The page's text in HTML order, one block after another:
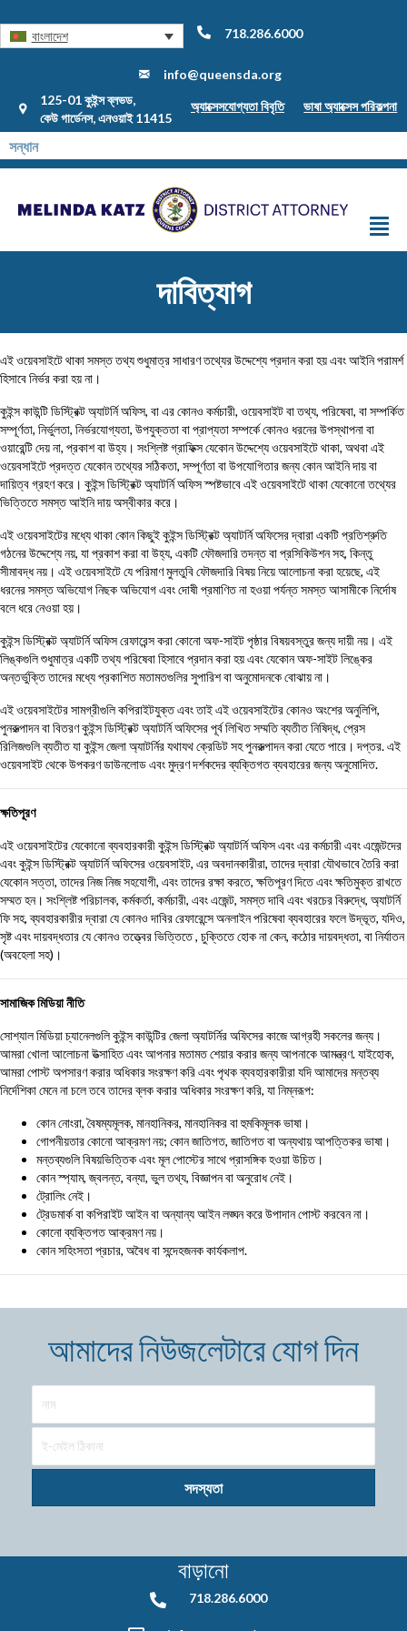
বাংলাদেশ 718.286.6000
info@queensda.org
125-01 কুইন্স ব্লভড,
কেউ গার্ডেনস, এনওয়াই 11415
অ্যাক্সেসযোগ্যতা বিবৃতি ভাষা অ্যাক্সেস পরিকল্পনা
দাবিত্যাগ
এই ওয়েবসাইটে থাকা সমস্ত তথ্য শুধুমাত্র সাধারণ তথ্যের উদ্দেশ্যে প্রদান করা হয় এবং আইনি পরামর্শ
হিসাবে নির্ভর করা হয় না।
কুইন্স কাউন্টি ডিস্ট্রিক্ট অ্যাটর্নি অফিস, বা এর কোনও কর্মচারী, ওয়েবসাইট বা তথ্য, পরিষেবা, বা সম্পর্কিত
সম্পূর্ণতা, নির্ভুলতা, নির্ভরযোগ্যতা, উপযুক্ততা বা প্রাপ্যতা সম্পর্কে কোনও ধরনের উপস্থাপনা বা
ওয়ারেন্টি দেয় না, প্রকাশ বা উহ্য। সংশ্লিষ্ট গ্রাফিক্স যেকোন উদ্দেশ্যে ওয়েবসাইটে থাকা, অথবা এই
ওয়েবসাইটে প্রদত্ত যেকোন তথ্যের সঠিকতা, সম্পূর্ণতা বা উপযোগিতার জন্য কোন আইনি দায় বা
দায়িত্ব গ্রহণ করে। কুইন্স ডিস্ট্রিক্ট অ্যাটর্নি অফিস স্পষ্টভাবে এই ওয়েবসাইটে থাকা যেকোনো তথ্যের
ভিত্তিতে সমস্ত আইনি দায় অস্বীকার করে।
এই ওয়েবসাইটের মধ্যে থাকা কোন কিছুই কুইন্স ডিস্ট্রিক্ট অ্যাটর্নি অফিসের দ্বারা একটি প্রতিশ্রুতি
গঠনের উদ্দেশ্যে নয়, যা প্রকাশ করা বা উহ্য, একটি ফৌজদারি তদন্ত বা প্রসিকিউশন সহ, কিন্তু
সীমাবদ্ধ নয়। এই ওয়েবসাইটে যে পরিমাণ মুলতুবি ফৌজদারি বিষয় নিয়ে আলোচনা করা হয়েছে, এই
ধরনের সমস্ত অভিযোগ নিছক অভিযোগ এবং দোষী প্রমাণিত না হওয়া পর্যন্ত সমস্ত আসামীকে নির্দোষ
বলে ধরে নেওয়া হয়।
কুইন্স ডিস্ট্রিক্ট অ্যাটর্নি অফিস রেফারেন্স করা কোনো অফ-সাইট পৃষ্ঠার বিষয়বস্তুর জন্য দায়ী নয়। এই
লিঙ্কগুলি শুধুমাত্র একটি তথ্য পরিষেবা হিসাবে প্রদান করা হয় এবং যেকোন অফ-সাইট লিঙ্কের
অন্তর্ভুক্তি তাদের মধ্যে প্রকাশিত মতামতগুলির সুপারিশ বা অনুমোদনকে বোঝায় না।
এই ওয়েবসাইটের সামগ্রীগুলি কপিরাইটযুক্ত এবং তাই এই ওয়েবসাইটের কোনও অংশের অনুলিপি,
পুনরুত্পাদন বা বিতরণ কুইন্স ডিস্ট্রিক্ট অ্যাটর্নি অফিসের পূর্ব লিখিত সম্মতি ব্যতীত নিষিদ্ধ, প্রেস
রিলিজগুলি ব্যতীত যা কুইন্স জেলা অ্যাটর্নির যথাযথ ক্রেডিট সহ পুনরুত্পাদন করা যেতে পারে। দপ্তর. এই
ওয়েবসাইট থেকে উপকরণ ডাউনলোড এবং মুদ্রণ দর্শকদের ব্যক্তিগত ব্যবহারের জন্য অনুমোদিত.
ক্ষতিপূরণ
এই ওয়েবসাইটের যেকোনো ব্যবহারকারী কুইন্স ডিস্ট্রিক্ট অ্যাটর্নি অফিস এবং এর কর্মচারী এবং এজেন্টদের
এবং কুইন্স ডিস্ট্রিক্ট অ্যাটর্নি অফিসের ওয়েবসাইট, এর অবদানকারীরা, তাদের দ্বারা যৌথভাবে তৈরি করা
যেকোন সত্তা, তাদের নিজ নিজ সহযোগী, এবং তাদের রক্ষা করতে, ক্ষতিপূরণ দিতে এবং ক্ষতিমুক্ত রাখতে
সম্মত হন। সংশ্লিষ্ট পরিচালক, কর্মকর্তা, কর্মচারী, এবং এজেন্ট, সমস্ত দাবি এবং খরচের বিরুদ্ধে, অ্যাটর্নি
ফি সহ, ব্যবহারকারীর দ্বারা যে কোনও দাবির রেফারেন্সে অনলাইন পরিষেবা ব্যবহারের ফলে উদ্ভূত, যদিও,
সৃষ্ট এবং দায়বদ্ধতার যে কোনও তত্ত্বের ভিত্তিতে , চুক্তিতে হোক না কেন, কঠোর দায়বদ্ধতা, বা নির্যাতন
(অবহেলা সহ)।
সামাজিক মিডিয়া নীতি
সোশ্যাল মিডিয়া চ্যানেলগুলি কুইন্স কাউন্টির জেলা অ্যাটর্নির অফিসের কাজে আগ্রহী সকলের জন্য।
আমরা খোলা আলোচনা উত্সাহিত এবং আপনার মতামত শেয়ার করার জন্য আপনাকে আমন্ত্রণ. যাইহোক,
আমরা পোস্ট অপসারণ করার অধিকার সংরক্ষণ করি এবং পৃথক ব্যবহারকারীরা যদি আমাদের মন্তব্য
নির্দেশিকা মেনে না চলে তবে তাদের ব্লক করার অধিকার সংরক্ষণ করি, যা নিম্নরূপ:
কোন নোংরা, বৈষম্যমূলক, মানহানিকর, মানহানিকর বা হুমকিমূলক ভাষা।
গোপনীয়তার কোনো আক্রমণ নয়; কোন জাতিগত, জাতিগত বা অন্যথায় আপত্তিকর ভাষা।
মন্তব্যগুলি বিষয়ভিত্তিক এবং মূল পোস্টের সাথে প্রাসঙ্গিক হওয়া উচিত।
কোন স্প্যাম, জ্বলন্ত, বন্যা, ভুল তথ্য, বিজ্ঞাপন বা অনুরোধ নেই।
ট্রোলিং নেই।
ট্রেডমার্ক বা কপিরাইট আইন বা অন্যান্য আইন লঙ্ঘন করে উপাদান পোস্ট করবেন না।
কোনো ব্যক্তিগত আক্রমণ নয়।
কোন সহিংসতা প্রচার, অবৈধ বা সন্দেহজনক কার্যকলাপ.
আমাদের নিউজলেটারে যোগ দিন
সদস্যতা
বাড়ানো
718.286.6000718.286.6000